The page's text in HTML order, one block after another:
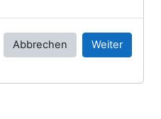
Abbrechen Weiter